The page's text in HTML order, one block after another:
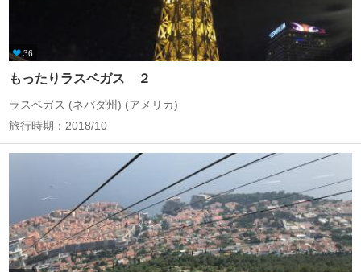
36
もったりラスベガス ２
ラスベガス (ネバダ州) (アメリカ)
旅行時期：2018/10